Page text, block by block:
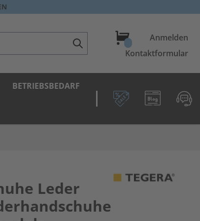
WarenkorbAnmelden
Kontaktformular
BETRIEBSBEDARF
Leder